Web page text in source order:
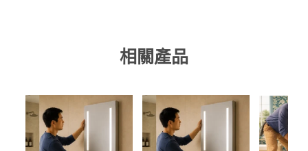
相關產品